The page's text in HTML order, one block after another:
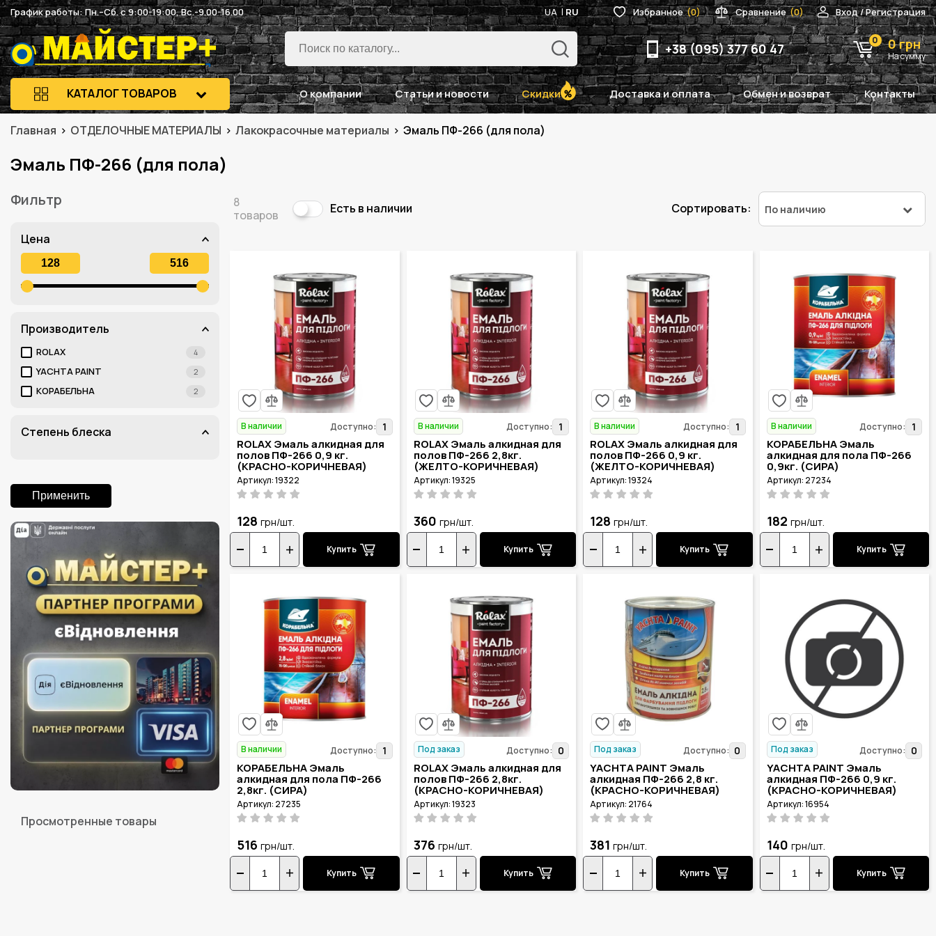
График работы: Пн.–Сб. с 9:00-19:00, Вс.-9.00-16.00 UA RU Избранное (0) Сравнение (0) Вход / Регистрация
+38 (095) 377 60 47
0 0 грн
На сумму
КАТАЛОГ ТОВАРОВ О компании Статьи и новости Скидки Доставка и оплата Обмен и возврат Контакты
Главная ОТДЕЛОЧНЫЕ МАТЕРИАЛЫ Лакокрасочные материалы Эмаль ПФ-266 (для пола)
Эмаль ПФ-266 (для пола)
Фильтр
Цена
Производитель
ROLAX 4
YACHTA PAINT 2
КОРАБЕЛЬНА 2
Степень блеска
Применить
Просмотренные товары
8
товаров
Есть в наличии Сортировать: По наличию
В наличии Доступно: 1
ROLAX Эмаль алкидная для
полов ПФ-266 0,9 кг.
(КРАСНО-КОРИЧНЕВАЯ)
Артикул: 19322
128 грн/шт.
Купить
В наличии Доступно: 1
ROLAX Эмаль алкидная для
полов ПФ-266 2,8кг.
(ЖЕЛТО-КОРИЧНЕВАЯ)
Артикул: 19325
360 грн/шт.
Купить
В наличии Доступно: 1
ROLAX Эмаль алкидная для
полов ПФ-266 0,9 кг.
(ЖЕЛТО-КОРИЧНЕВАЯ)
Артикул: 19324
128 грн/шт.
Купить
В наличии Доступно: 1
КОРАБЕЛЬНА Эмаль
алкидная для пола ПФ-266
0,9кг. (СИРА)
Артикул: 27234
182 грн/шт.
Купить
В наличии Доступно: 1
КОРАБЕЛЬНА Эмаль
алкидная для пола ПФ-266
2,8кг. (СИРА)
Артикул: 27235
516 грн/шт.
Купить
Под заказ Доступно: 0
ROLAX Эмаль алкидная для
полов ПФ-266 2,8кг.
(КРАСНО-КОРИЧНЕВАЯ)
Артикул: 19323
376 грн/шт.
Купить
Под заказ Доступно: 0
YACHTA PAINT Эмаль
алкидная ПФ-266 2,8 кг.
(КРАСНО-КОРИЧНЕВАЯ)
Артикул: 21764
381 грн/шт.
Купить
Под заказ Доступно: 0
YACHTA PAINT Эмаль
алкидная ПФ-266 0,9 кг.
(КРАСНО-КОРИЧНЕВАЯ)
Артикул: 16954
140 грн/шт.
Купить